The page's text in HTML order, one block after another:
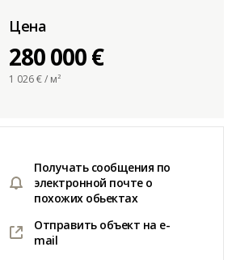
Цена
280 000 €
1 026€ / м²
Получать сообщения по
электронной почте о
похожих обьектах
Отправить объект на e-
mail